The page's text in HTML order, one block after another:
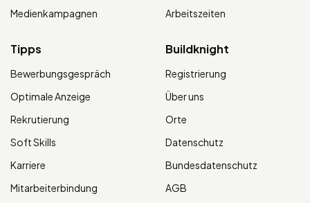
Medienkampagnen
Arbeitszeiten
Tipps
Bewerbungsgespräch
Optimale Anzeige
Rekrutierung
Soft Skills
Karriere
Mitarbeiterbindung
Buildknight
Registrierung
Über uns
Orte
Datenschutz
Bundesdatenschutz
AGB